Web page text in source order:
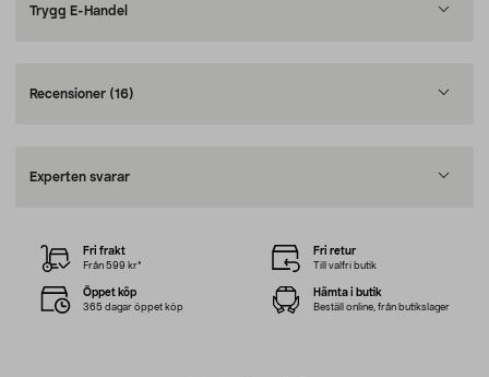
Trygg E-Handel
Recensioner (16)
Experten svarar
Fri frakt
Från 599 kr*
Fri retur
Till valfri butik
Öppet köp
365 dagar öppet köp
Hämta i butik
Beställ online, från butikslager